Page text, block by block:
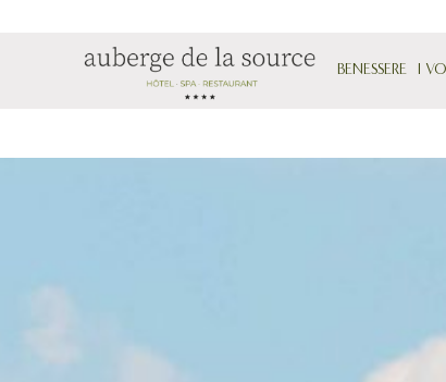
BENESSERE I